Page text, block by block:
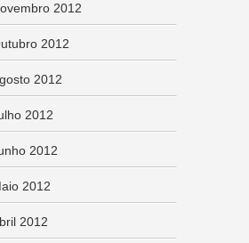
2012
2012
2012
2012
2012
2012
2012